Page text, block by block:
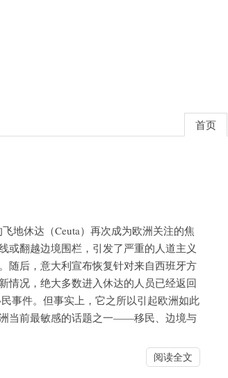
首页
地休达（Ceuta）再次成为欧洲关注的焦
或翻越边境围栏，引发了严重的人道主义
随后，意大利宣布恢复针对来自西班牙方
情况，绝大多数进入休达的人员已经返回
事件。但事实上，它之所以引起欧洲如此
当前最敏感的话题之一——移民、边境与
阅读全文